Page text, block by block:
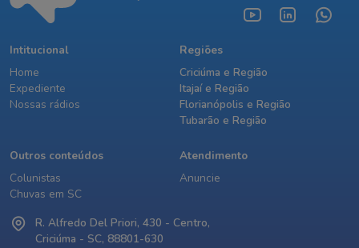
Intitucional
Home
Expediente
Nossas rádios
Regiões
Criciúma e Região
Itajaí e Região
Florianópolis e Região
Tubarão e Região
Outros conteúdos
Colunistas
Chuvas em SC
Atendimento
Anuncie
R. Alfredo Del Priori, 430 - Centro,
Criciúma - SC, 88801-630